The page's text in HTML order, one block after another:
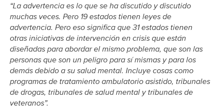
“La advertencia es lo que se ha discutido y discutido
muchas veces. Pero 19 estados tienen leyes de
advertencia. Pero eso significa que 31 estados tienen
otras iniciativas de intervención en crisis que están
diseñadas para abordar el mismo problema, que son las
personas que son un peligro para sí mismas y para los
demás debido a su salud mental. Incluye cosas como
programas de tratamiento ambulatorio asistido, tribunales
de drogas, tribunales de salud mental y tribunales de
veteranos”.